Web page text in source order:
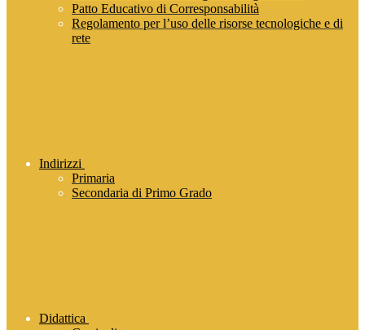
Patto Educativo di Corresponsabilità
Regolamento per l’uso delle risorse tecnologiche e di
rete
Indirizzi
Primaria
Secondaria di Primo Grado
Didattica